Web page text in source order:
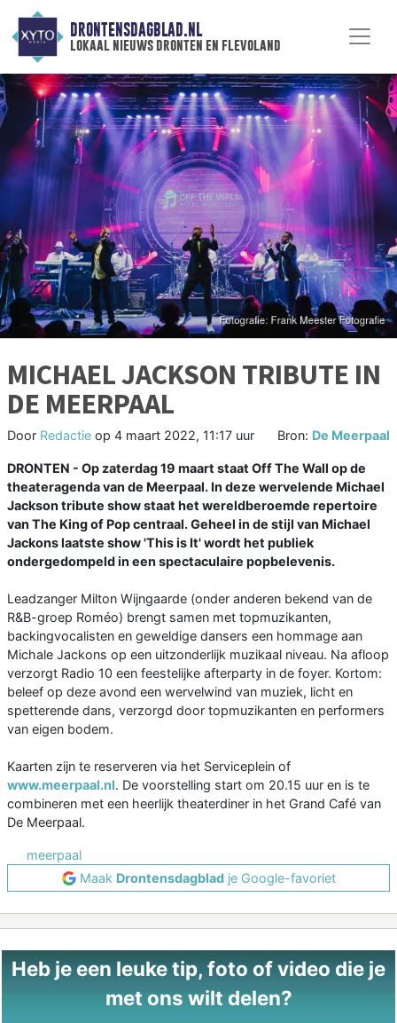
DRONTENSDAGBLAD.NL
lokaal nieuws dronten en flevoland
MICHAEL JACKSON TRIBUTE IN
DE MEERPAAL
Door Redactie op 4 maart 2022, 11:17 uur Bron: De Meerpaal
DRONTEN - Op zaterdag 19 maart staat Off The Wall op de
theateragenda van de Meerpaal. In deze wervelende Michael
Jackson tribute show staat het wereldberoemde repertoire
van The King of Pop centraal. Geheel in de stijl van Michael
Jackons laatste show 'This is It' wordt het publiek
ondergedompeld in een spectaculaire popbelevenis.
Leadzanger Milton Wijngaarde (onder anderen bekend van de
R&B-groep Roméo) brengt samen met topmuzikanten,
backingvocalisten en geweldige dansers een hommage aan
Michale Jackons op een uitzonderlijk muzikaal niveau. Na afloop
verzorgt Radio 10 een feestelijke afterparty in de foyer. Kortom:
beleef op deze avond een wervelwind van muziek, licht en
spetterende dans, verzorgd door topmuzikanten en performers
van eigen bodem.
Kaarten zijn te reserveren via het Serviceplein of
www.meerpaal.nl. De voorstelling start om 20.15 uur en is te
combineren met een heerlijk theaterdiner in het Grand Café van
De Meerpaal.
meerpaal
Maak Drontensdagbladje Google-favoriet
Heb je een leuke tip, foto of video die je
met ons wilt delen?